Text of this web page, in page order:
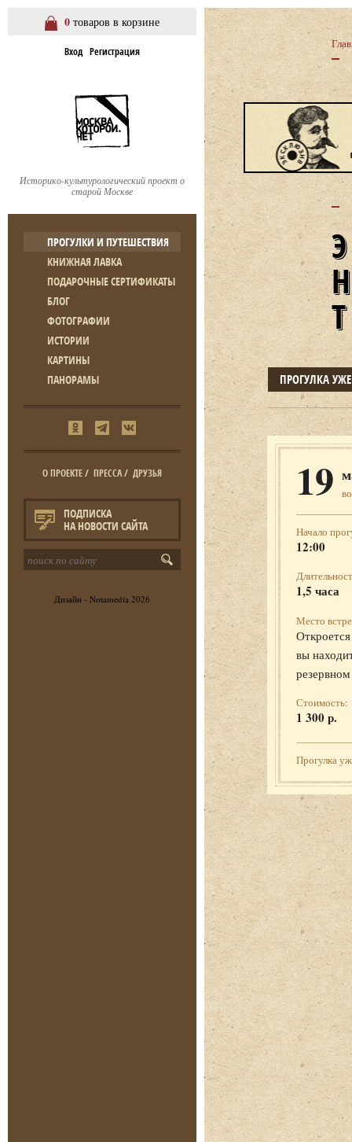
0 товаров в корзине
Вход Регистрация
Историко-культурологический проект о
старой Москве
ПРОГУЛКИ И ПУТЕШЕСТВИЯ
КНИЖНАЯ ЛАВКА
ПОДАРОЧНЫЕ СЕРТИФИКАТЫ
БЛОГ
ФОТОГРАФИИ
ИСТОРИИ
КАРТИНЫ
ПАНОРАМЫ
О ПРОЕКТЕ/ ПРЕССА/ ДРУЗЬЯ
ПОДПИСКА
НА НОВОСТИ САЙТА
Дизайн - Notamedia 2026
ПРОГУЛКА
19
Начало
12:00
1,5 часа
Место
вы
Стоимость:
1 300 р.
Прогулка